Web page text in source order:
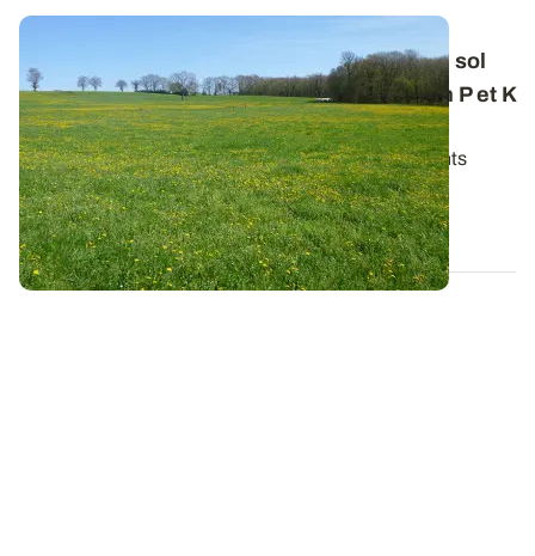
Les Vrai/Faux des fourrages - L'analyse de sol
ne permet pas de connaître les besoins en P et K
d'une prairie permanente
Le phosphore (P) et la potasse (K) sont des éléments
majeurs, indispensables à la...
17 MAI 2023